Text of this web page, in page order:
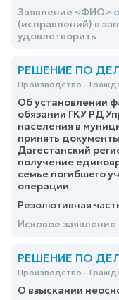
Заявление <ФИО>
(исправлений) в
удовлетворить
РЕШЕНИЕ ПО
Производство -
Об установлении
обязании ГКУ РД
населения в
принять
Дагестанский
получение
семье погибшего
операции
Резолютивная
Исковое
РЕШЕНИЕ ПО
Производство -
О взыскании